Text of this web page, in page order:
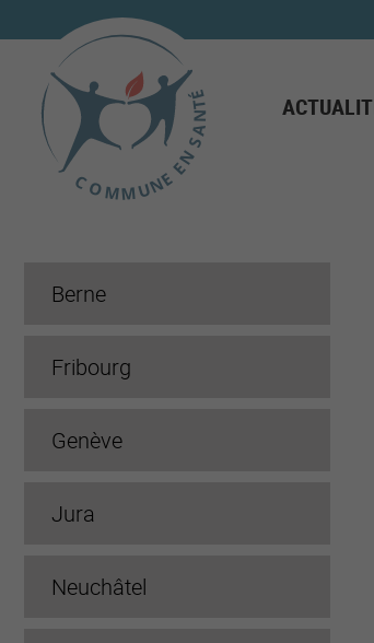
Berne
Fribourg
Genève
Jura
Neuchâtel